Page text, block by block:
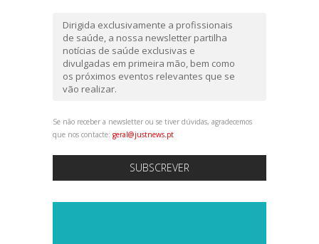
Dirigida exclusivamente a profissionais
de saúde, a nossa newsletter partilha
notícias de saúde exclusivas e
divulgadas em primeira mão, bem como
os próximos eventos relevantes que se
vão realizar.
Se não receber a newsletter ou se tiver dúvidas, agradecemos
que nos contacte: geral@justnews.pt
SUBSCREVER